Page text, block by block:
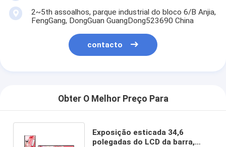
2~5th assoalhos, parque industrial do bloco 6/B Anjia,
FengGang, DongGuan GuangDong523690 China
contacto
Obter O Melhor Preço Para
Exposição esticada 34,6
polegadas do LCD da barra,